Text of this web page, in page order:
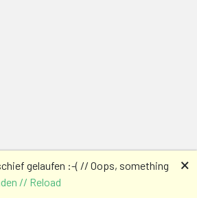
gelaufen :-( // Oops, something
// Reload
🗙